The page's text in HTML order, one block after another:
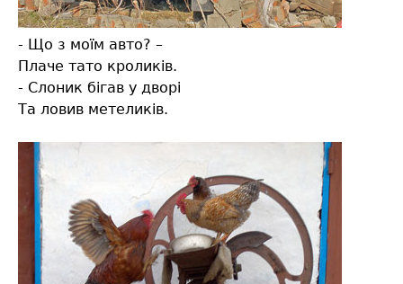
- Що з моїм авто? –
Плаче тато кроликів.
- Слоник бігав у дворі
Та ловив метеликів.